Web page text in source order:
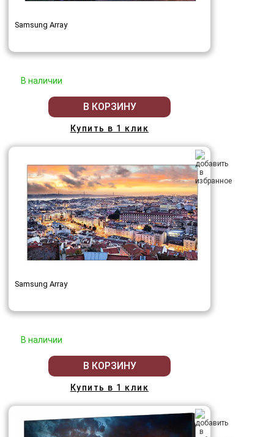
Samsung Array
В наличии
В КОРЗИНУ
Купить в 1 клик
Samsung Array
В наличии
В КОРЗИНУ
Купить в 1 клик